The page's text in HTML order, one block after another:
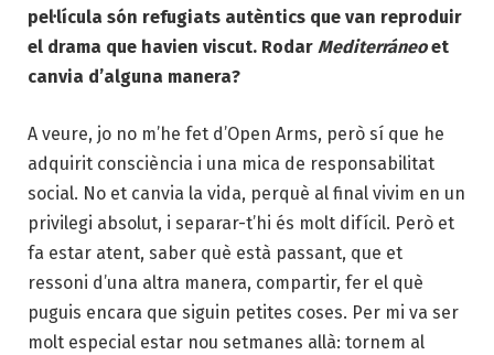
pel·lícula són refugiats autèntics que van reproduir
el drama que havien viscut. Rodar Mediterráneoet
canvia d’alguna manera?
A veure, jo no m’he fet d’Open Arms, però sí que he
adquirit consciència i una mica de responsabilitat
social. No et canvia la vida, perquè al final vivim en un
privilegi absolut, i separar-t’hi és molt difícil. Però et
fa estar atent, saber què està passant, que et
ressoni d’una altra manera, compartir, fer el què
puguis encara que siguin petites coses. Per mi va ser
molt especial estar nou setmanes allà: tornem al